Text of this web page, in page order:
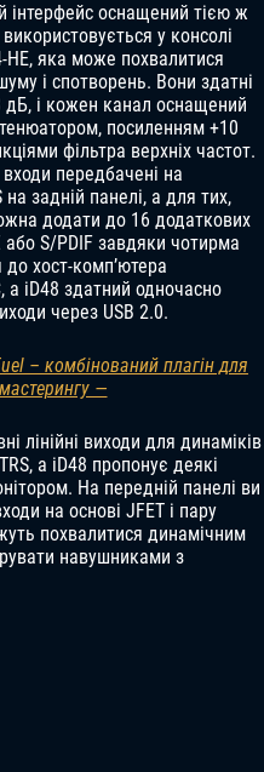
інтерфейс оснащений тією ж
у консолі
HE, яка може похвалитися
і спотворень. Вони здатні
дБ, і кожен канал оснащений
посиленням +10
фільтра верхніх частот.
входи передбачені на
задній панелі, а для тих,
додати до 16 додаткових
або S/PDIF завдяки чотирма
хост-комп’ютера
а iD48 здатний одночасно
через USB 2.0.
– комбінований плагін для
—
лінійні виходи для динаміків
а iD48 пропонує деякі
На передній панелі ви
на основі JFET і пару
похвалитися динамічним
навушниками з